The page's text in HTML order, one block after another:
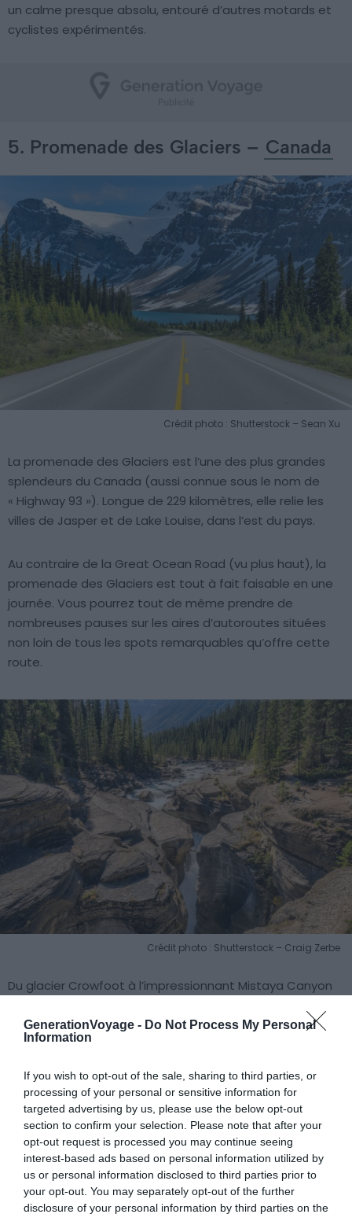
GenerationVoyage - Do Not Process My Personal
Information
If you wish to opt-out of the sale, sharing to third parties, or
processing of your personal or sensitive information for
targeted advertising by us, please use the below opt-out
section to confirm your selection. Please note that after your
opt-out request is processed you may continue seeing
interest-based ads based on personal information utilized by
us or personal information disclosed to third parties prior to
your opt-out. You may separately opt-out of the further
disclosure of your personal information by third parties on the
un calme presque absolu, entouré d’autres motards et
cyclistes expérimentés.
5. Promenade des Glaciers – Canada
Crédit photo : Shutterstock – Sean Xu
La promenade des Glaciers est l’une des plus grandes
splendeurs du Canada (aussi connue sous le nom de
« Highway 93 »). Longue de 229 kilomètres, elle relie les
villes de Jasper et de Lake Louise, dans l’est du pays.
Au contraire de la Great Ocean Road (vu plus haut), la
promenade des Glaciers est tout à fait faisable en une
journée. Vous pourrez tout de même prendre de
nombreuses pauses sur les aires d’autoroutes situées
non loin de tous les spots remarquables qu’offre cette
route.
Crédit photo : Shutterstock – Craig Zerbe
Du glacier Crowfoot à l’impressionnant Mistaya Canyon
paysages de l’ouest canadien.
6. Col Sani –Afrique du Sud